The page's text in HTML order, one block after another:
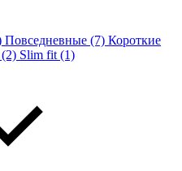
Повседневные (7) Короткие
Slim fit (1)